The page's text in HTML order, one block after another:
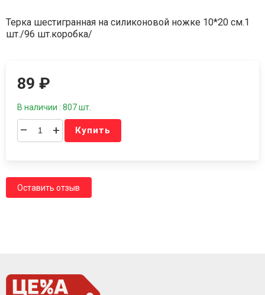
Терка шестигранная на силиконовой ножке 10*20 см.1
шт./96 шт.коробка/
89₽
В наличии : 807 шт.
– + Купить
Оставить отзыв